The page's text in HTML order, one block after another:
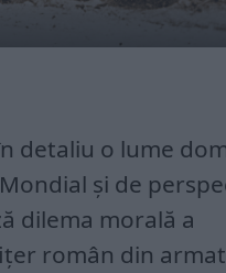
detaliu o lume
și de
dilema morală a
român din